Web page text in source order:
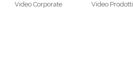
Video Corporate Video Prodotti